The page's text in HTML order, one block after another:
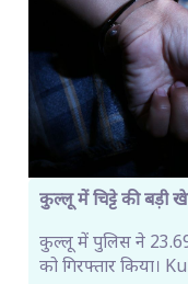
कुल्लू में चिट्टे की बड़ी
कुल्लू में पुलिस ने
को गिरफ्तार किया।